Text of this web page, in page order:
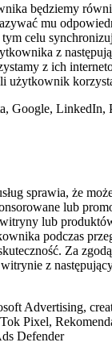
będziemy
mu
celu
z
z ich
użytkownik
Google, LinkedIn,
sprawia, że
lub
lub
podczas
Za
z
Advertising,
Pixel,
Defender